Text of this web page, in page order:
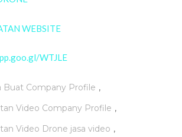
WEBSITE
WTJLE
Buat Company Profile ,
Video Company Profile ,
Video Drone jasa video ,